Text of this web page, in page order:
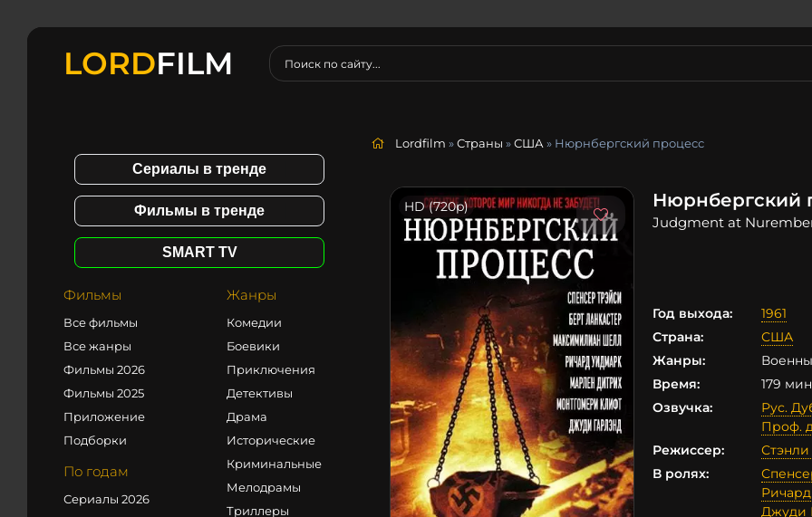
LORDFILM
Сериалы в тренде
Фильмы в тренде
SMART TV
Фильмы
Все фильмы
Все жанры
Фильмы 2026
Фильмы 2025
Приложение
Подборки
По годам
Сериалы 2026
Жанры
Комедии
Боевики
Приключения
Детективы
Драма
Исторические
Криминальные
Мелодрамы
Триллеры
Lordfilm »Страны »США » Нюрнбергский процесс
HD (720p) Нюрнбергский
Judgment at
Год выхода:
1961
Страна:
США
Жанры:
Время:
179
Озвучка:
Рус.
Проф.
Режиссер:
В ролях:
Джуди